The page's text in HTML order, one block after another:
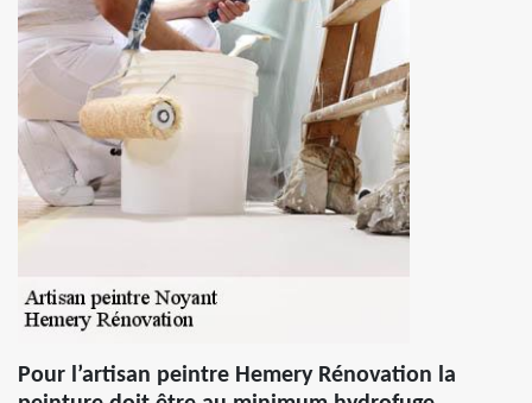
Pour l’artisan peintre Hemery Rénovation la